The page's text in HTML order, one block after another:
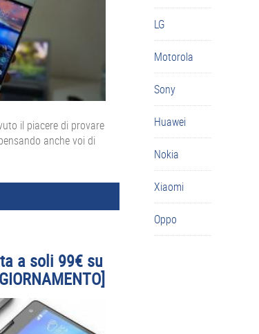
il piacere di provare
anche voi di
a soli 99€ su
LG
Motorola
Sony
Huawei
Nokia
Xiaomi
Oppo